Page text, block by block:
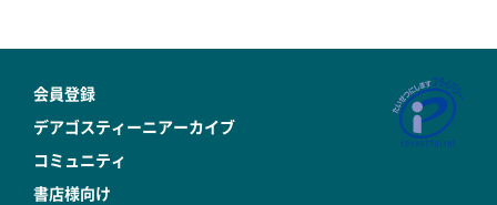
会員登録
デアゴスティーニアーカイブ
コミュニティ
書店様向け